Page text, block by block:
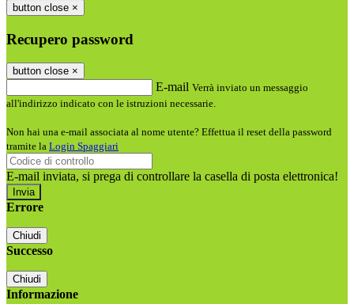
button close ×
Recupero password
button close ×
E-mail Verrà inviato un messaggio
all'indirizzo indicato con le istruzioni necessarie.
Non hai una e-mail associata al nome utente? Effettua il reset della password
tramite la Login Spaggiari
E-mail inviata, si prega di controllare la casella di posta elettronica!
Errore
Chiudi
Successo
Chiudi
Informazione